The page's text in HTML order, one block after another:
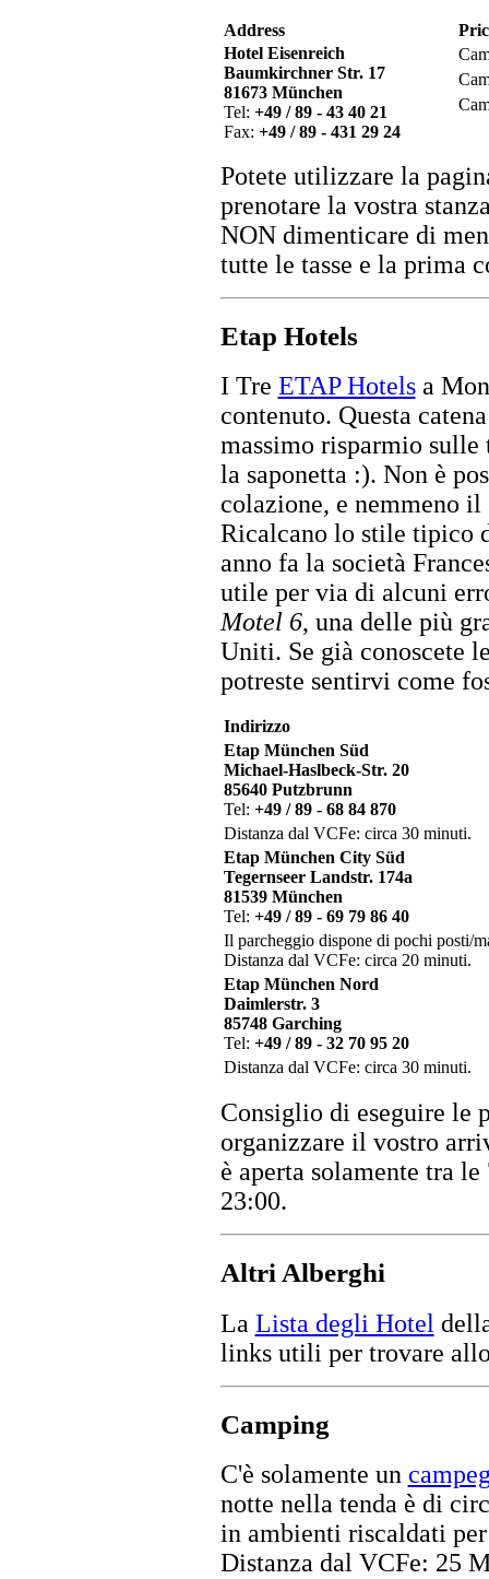
Address
Hotel Eisenreich
Baumkirchner Str. 17
81673 München
Tel: +49 / 89 - 43 40 21
Fax: +49 / 89 - 431 29 24
Potete utilizzare la
prenotare la vostra
NON dimenticare di
tutte le tasse e la prima
Etap Hotels
I Tre ETAP Hotelsa
contenuto. Questa
massimo risparmio
la saponetta :). Non è
colazione, e nemmeno
Ricalcano lo stile tipico
anno fa la società
utile per via di alcuni
Motel 6, una delle più
Uniti. Se già conoscete
potreste sentirvi come
Indirizzo
Etap München Süd
Michael-Haslbeck-Str. 20
85640 Putzbrunn
Tel: +49 / 89 - 68 84 870
Distanza dal VCFe: circa 30 minuti.
Etap München City Süd
Tegernseer Landstr. 174a
81539 München
Tel: +49 / 89 - 69 79 86 40
Il parcheggio dispone di pochi posti/
Distanza dal VCFe: circa 20 minuti.
Etap München Nord
Daimlerstr. 3
85748 Garching
Tel: +49 / 89 - 32 70 95 20
Distanza dal VCFe: circa 30 minuti.
Consiglio di eseguire le
organizzare il vostro
è aperta solamente tra
23:00.
Altri Alberghi
La Lista degli Hotel
links utili per trovare
Camping
C'è solamente un
notte nella tenda è di
in ambienti riscaldati
Distanza dal VCFe: 25